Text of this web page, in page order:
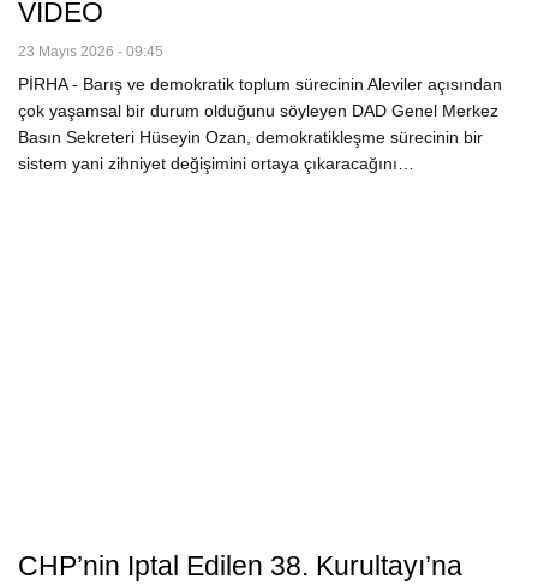
VİDEO
23 Mayıs 2026 - 09:45
PİRHA - Barış ve demokratik toplum sürecinin Aleviler açısından
çok yaşamsal bir durum olduğunu söyleyen DAD Genel Merkez
Basın Sekreteri Hüseyin Ozan, demokratikleşme sürecinin bir
sistem yani zihniyet değişimini ortaya çıkaracağını…
CHP’nin Iptal Edilen 38. Kurultayı’na